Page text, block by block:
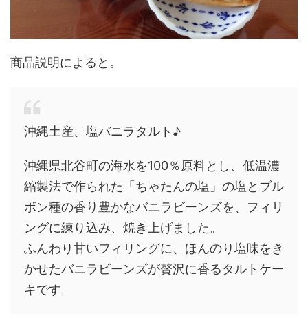
商品説明によると。
沖縄土産、塩バニラタルト♪
沖縄県北谷町の海水を100％原料とし、低温濃
縮製法で作られた「ちゃたんの塩」の塩とブル
ボン種の香り豊かなバニラビーンズを、フィリ
ングに練り込み、焼き上げました。
ふんわり甘いフィリングに、ほんのり塩味をき
かせたバニラビーンズが贅沢に香るタルトケー
キです。